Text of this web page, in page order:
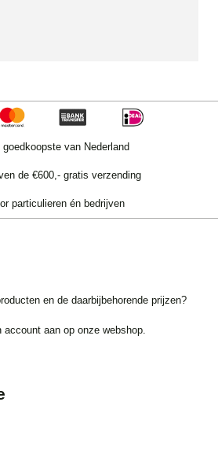
goedkoopste van Nederland
de €600,- gratis verzending
particulieren én bedrijven
en de daarbijbehorende prijzen?
account aan op onze webshop.